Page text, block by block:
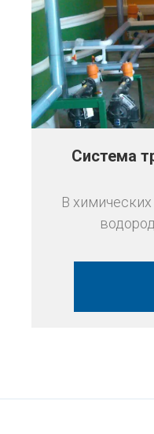
Система
В
PVDF